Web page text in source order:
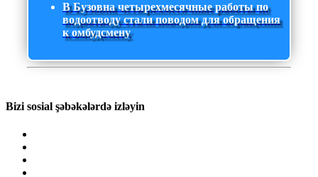
В Бузовна четырехмесячные работы по
водоотводу стали поводом для обращения
к омбудсмену
Bizi sosial şəbəkələrdə izləyin